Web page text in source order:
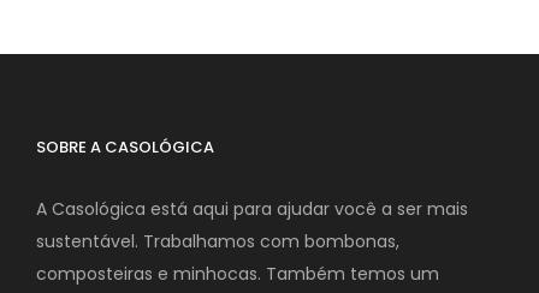
SOBRE A CASOLÓGICA
A Casológica está aqui para ajudar você a ser mais
sustentável. Trabalhamos com bombonas,
composteiras e minhocas. Também temos um